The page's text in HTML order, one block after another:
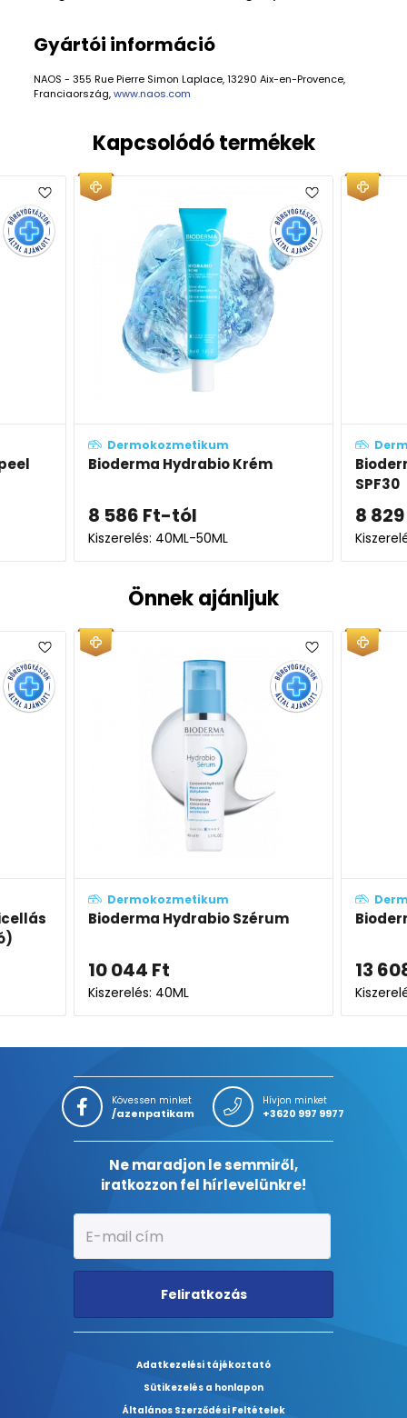
Gyártói információ
NAOS - 355 Rue Pierre Simon Laplace, 13290 Aix-en-Provence,
Franciaország,www.naos.com
Kapcsolódó termékek
Hydrabio Krém
Dermokozmetikum
Bioderma Hydrabio
Kiszerelés: 40ML
Önnek ajánljuk
Dermokozmetikum
Bioderma Hydrabio Szérum
10 044Ft
Kiszerelés: 40ML
13 608
Kiszerelés:
Kövessen minket
/azenpatikam
Hívjon minket
+3620 997 9977
Ne maradjon le semmiről,
iratkozzon fel hírlevelünkre!
Feliratkozás
Adatkezelési tájékoztató
Sütikezelés a honlapon
Általános Szerződési Feltételek